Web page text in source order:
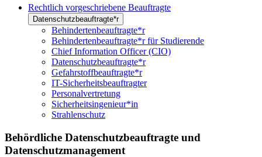
Rechtlich vorgeschriebene Beauftragte
Datenschutzbeauftragte*r
Behindertenbeauftragte*r
Behindertenbeauftragte*r für Studierende
Chief Information Officer (CIO)
Datenschutzbeauftragte*r
Gefahrstoffbeauftragte*r
IT-Sicherheitsbeauftragter
Personalvertretung
Sicherheitsingenieur*in
Strahlenschutz
Behördliche Datenschutzbeauftragte und
Datenschutzmanagement